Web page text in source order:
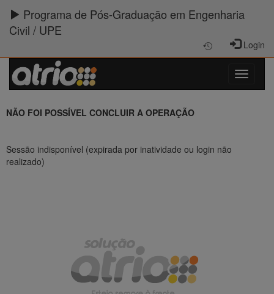
Programa de Pós-Graduação em Engenharia
Civil / UPE
Login
NÃO FOI POSSÍVEL CONCLUIR A OPERAÇÃO
Sessão indisponível (expirada por inatividade ou login não
realizado)